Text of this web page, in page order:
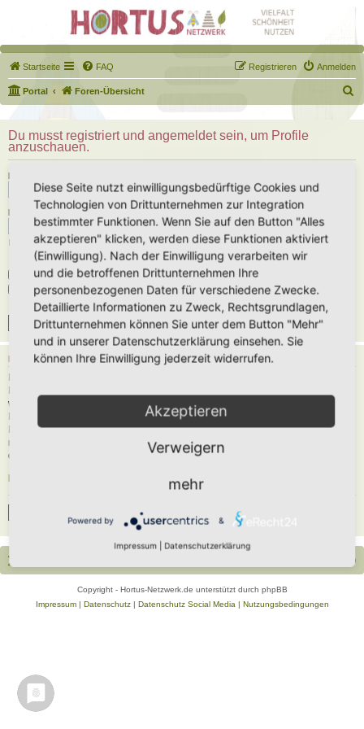
Startseite FAQ Anmelden
Registrieren
Portal Foren-Übersicht
u
Du musst registriert und angemeldet sein, um Profile
anzuschauen.
Benutzername:
Passwort:
Ich habe mein Passwort vergessen
Angemeldet bleiben
Meinen Online-Status während dieser Sitzung verbergen
REGISTRIEREN
weitere Funktionen zuzugreifen. Die Board-Administration kann registrierten
Benutzern auch zusätzliche Berechtigungen zuweisen. Beachte bitte unsere
Nutzungsbedingungen und die verwandten Regelungen, bevor du dich
registrierst. Bitte beachte auch die jeweiligen Forenregeln, wenn du dich in
diesem Board bewegst.
Datenschutzerklärung
UTC+02:00
Copyright - Hortus-Netzwerk.de unterstützt durch phpBB
Impressum| Datenschutz| Datenschutz Social Media Nutzungsbedingungen
Diese Seite nutzt einwilligungsbedürftige Cookies und
Technologien von Drittunternehmen zur Integration
bestimmter Funktionen. Wenn Sie auf den Button "Alles
akzeptieren" klicken, werden diese Funktionen aktiviert
(Einwilligung). Nach der Einwilligung verarbeiten wir
und die betroffenen Drittunternehmen Ihre
personenbezogenen Daten für verschiedene Zwecke.
Detaillierte Informationen zu Zweck, Rechtsgrundlagen,
Drittunternehmen können Sie unter dem Button "Mehr"
und in unserer Datenschutzerklärung einsehen. Sie
können Ihre Einwilligung jederzeit widerrufen.
Akzeptieren
Verweigern
mehr
Powered by &
Impressum Datenschutzerklärung